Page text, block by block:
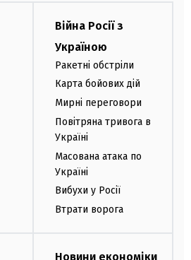
Війна Росії з
Україною
Ракетні обстріли
Карта бойових дій
Мирні переговори
Повітряна тривога в
Україні
Масована атака по
Україні
Вибухи у Росії
Втрати ворога
Новини економіки